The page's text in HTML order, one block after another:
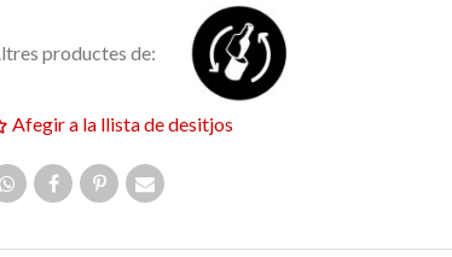
productes de:
Afegir a la llista de desitjos